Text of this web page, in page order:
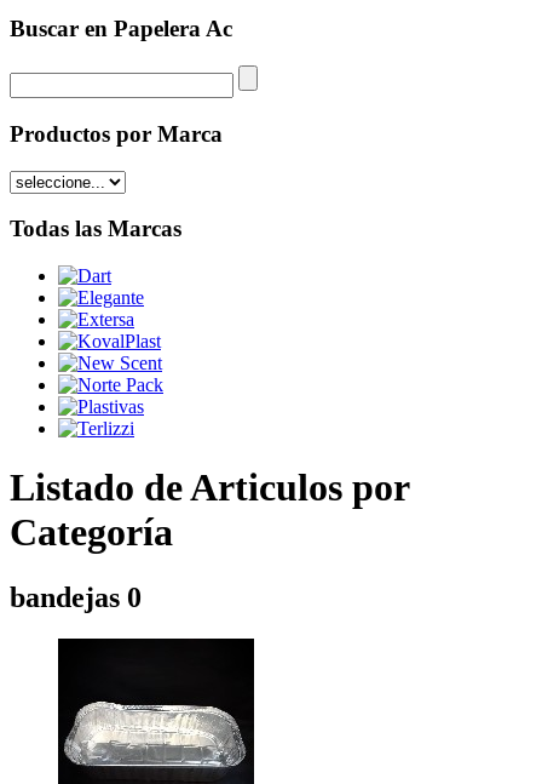
Buscar en Papelera Ac
Productos por Marca
Todas las Marcas
Listado de Articulos por
Categoría
bandejas 0